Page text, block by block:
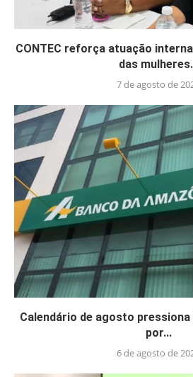
CONTEC reforça atuação
das
7 de agosto de
Calendário de agosto pressiona
por...
6 de agosto de